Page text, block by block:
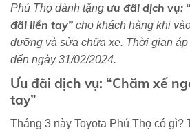
Phú Thọ dành tặng ưu đãi dịch vụ:
đãi liền tay” cho khách hàng khi
dưỡng và sửa chữa xe. Thời gian
đến ngày 31/02/2024.
Ưu đãi dịch vụ: “Chăm xế
tay”
Tháng 3 này Toyota Phú Thọ có gì?